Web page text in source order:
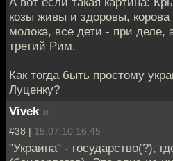
козы живы и здоровы,
молока, все дети - при деле,
третий Рим.
Как тогда быть простому
Луценку?
Vivek »
#38 | 15.07.10 16:45
"Украина" - государство(?),